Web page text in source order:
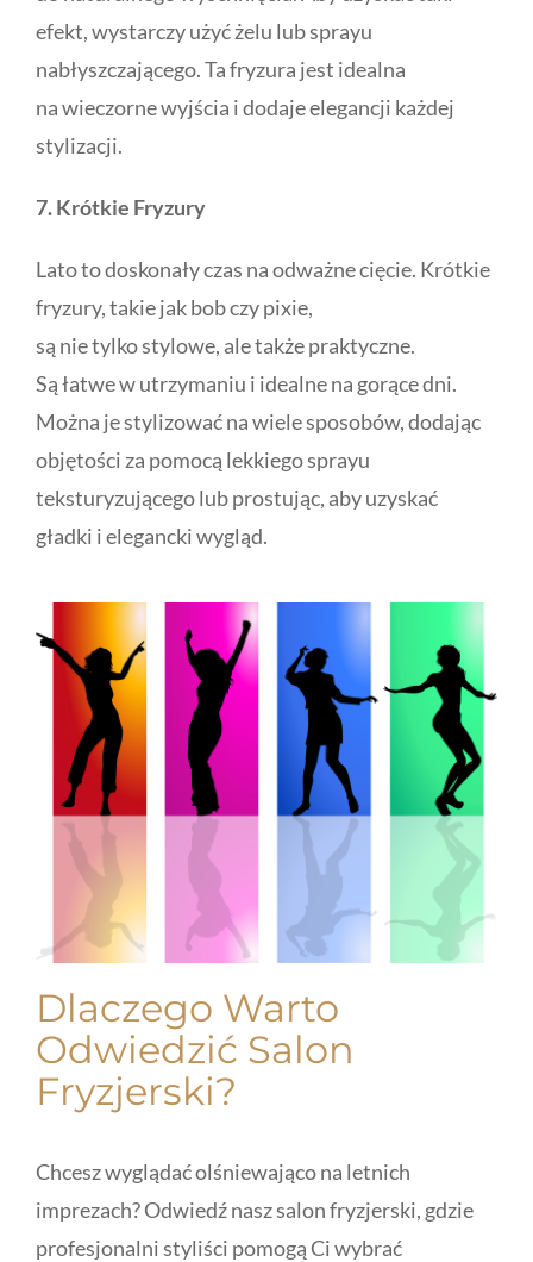
efekt, wystarczy użyć żelu lub sprayu
nabłyszczającego. Ta fryzura jest idealna
na wieczorne wyjścia i dodaje elegancji każdej
stylizacji.
7. Krótkie Fryzury
Lato to doskonały czas na odważne cięcie. Krótkie
fryzury, takie jak bob czy pixie,
są nie tylko stylowe, ale także praktyczne.
Są łatwe w utrzymaniu i idealne na gorące dni.
Można je stylizować na wiele sposobów, dodając
objętości za pomocą lekkiego sprayu
teksturyzującego lub prostując, aby uzyskać
gładki i elegancki wygląd.
Dlaczego Warto
Odwiedzić Salon
Fryzjerski?
Chcesz wyglądać olśniewająco na letnich
imprezach? Odwiedź nasz salon fryzjerski, gdzie
profesjonalni styliści pomogą Ci wybrać